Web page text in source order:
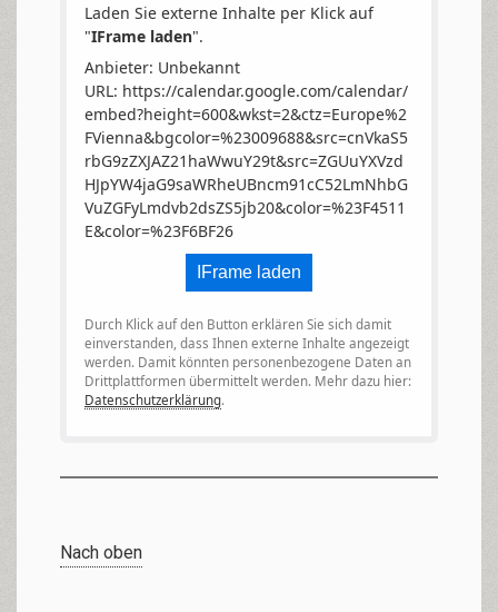
Laden Sie externe Inhalte per Klick auf
"IFrame laden".
Anbieter: Unbekannt
URL: https://calendar.google.com/calendar/
embed?height=600&wkst=2&ctz=Europe%2
FVienna&bgcolor=%23009688&src=cnVkaS5
rbG9zZXJAZ21haWwuY29t&src=ZGUuYXVzd
HJpYW4jaG9saWRheUBncm91cC52LmNhbG
VuZGFyLmdvb2dsZS5jb20&color=%23F4511
E&color=%23F6BF26
IFrame laden
Durch Klick auf den Button erklären Sie sich damit
einverstanden, dass Ihnen externe Inhalte angezeigt
werden. Damit könnten personenbezogene Daten an
Drittplattformen übermittelt werden. Mehr dazu hier:
Datenschutzerklärung.
Nach oben